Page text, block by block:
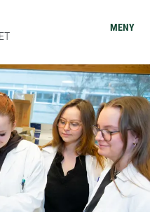
MENY